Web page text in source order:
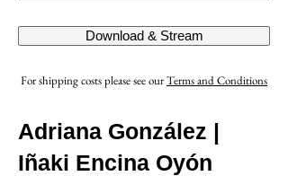
Download & Stream
For shipping costs please see ourTerms and Conditions
Adriana González |
Iñaki Encina Oyón